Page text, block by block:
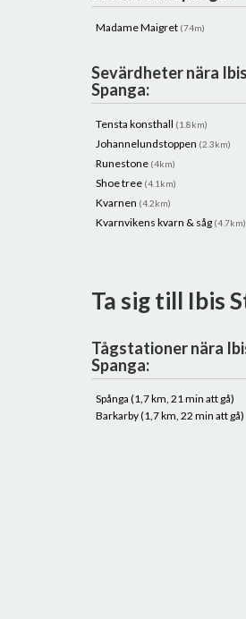
Madame Maigret (74m)
Sevärdheter nära
Spanga:
Tensta konsthall (1.8km)
Johannelundstoppen (2.3km)
Runestone (4km)
Shoe tree (4.1km)
Kvarnen (4.2km)
Kvarnvikens kvarn & såg (4.7km)
Ta sig till Ibis
Tågstationer nära
Spanga:
Spånga (1,7 km, 21 min att gå)
Barkarby (1,7 km, 22 min att gå)